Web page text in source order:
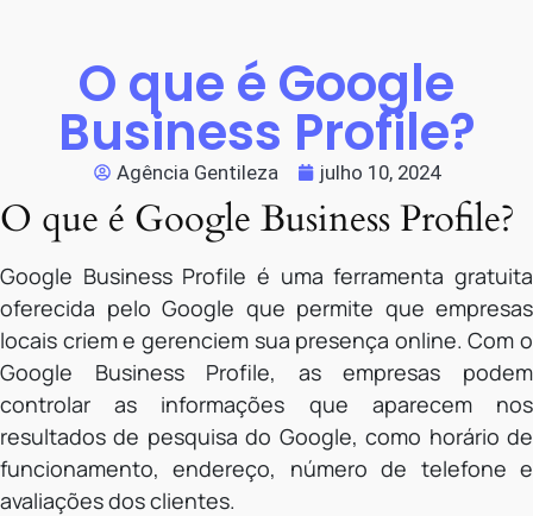
O que é Google
Business Profile?
Agência Gentileza julho 10, 2024
O que é Google Business Profile?
Google Business Profile é uma ferramenta gratuita
oferecida pelo Google que permite que empresas
locais criem e gerenciem sua presença online. Com o
Google Business Profile, as empresas podem
controlar as informações que aparecem nos
resultados de pesquisa do Google, como horário de
funcionamento, endereço, número de telefone e
avaliações dos clientes.